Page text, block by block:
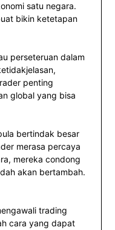
satu negara.
bikin ketetapan
perseteruan dalam
penting
global yang bisa
bertindak besar
merasa percaya
mereka condong
akan bertambah.
trading
cara yang dapat